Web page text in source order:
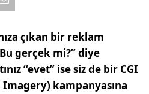
çıkan bir reklam
gerçek mi?” diye
“evet” ise siz de bir CGI
kampanyasına